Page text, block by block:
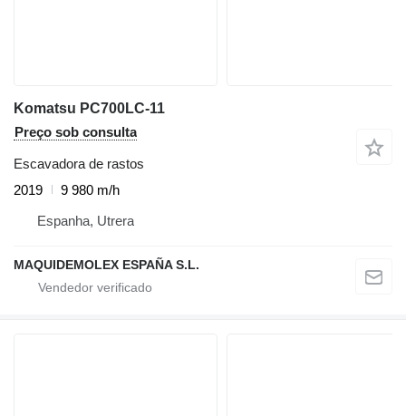
Komatsu PC700LC-11
Preço sob consulta
Escavadora de rastos
2019
9 980 m/h
Espanha, Utrera
MAQUIDEMOLEX ESPAÑA S.L.